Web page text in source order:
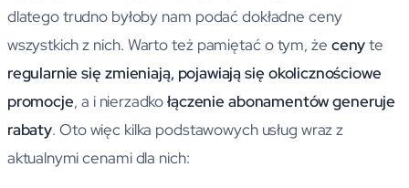
dlatego trudno byłoby nam podać dokładne ceny
wszystkich z nich. Warto też pamiętać o tym, że cenyte
regularnie się zmieniają, pojawiają się okolicznościowe
promocje, a i nierzadkołączenie abonamentów generuje
rabaty. Oto więc kilka podstawowych usług wraz z
aktualnymi cenami dla nich: